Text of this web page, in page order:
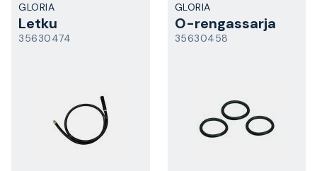
GLORIA
Letku
35630474
GLORIA
O-rengassarja
35630458